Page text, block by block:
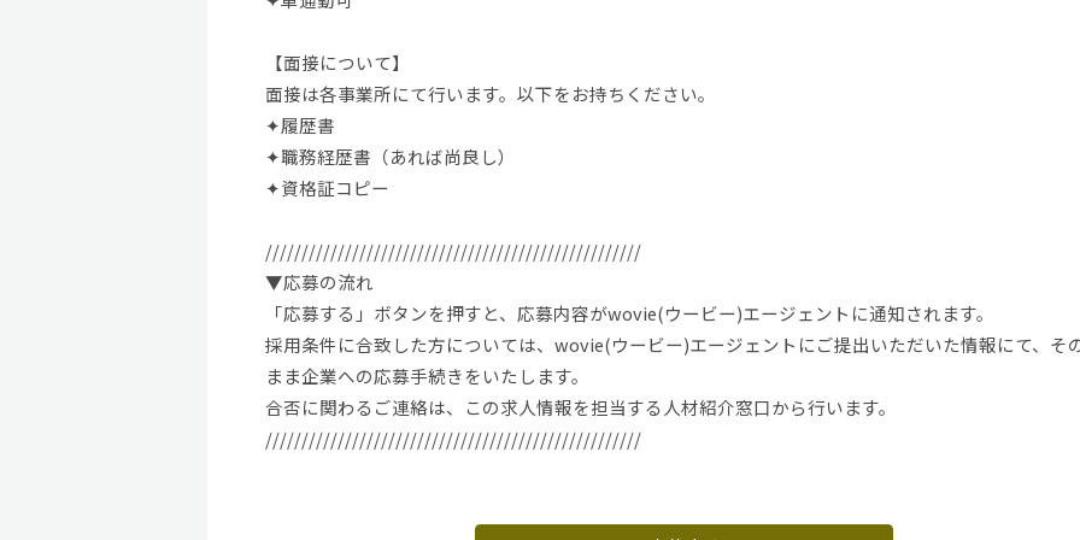
【面接について】
面接は各事業所にて行います。以下をお持ちください。
✦履歴書
✦職務経歴書（あれば尚良し）
✦資格証コピー
////////////////////////////////////////////////////
▼応募の流れ
「応募する」ボタンを押すと、応募内容がwovie(ウービー)エージェントに通知されます。
採用条件に合致した方については、wovie(ウービー)エージェントにご提出いただいた情報にて、そ
まま企業への応募手続きをいたします。
合否に関わるご連絡は、この求人情報を担当する人材紹介窓口から行います。
////////////////////////////////////////////////////